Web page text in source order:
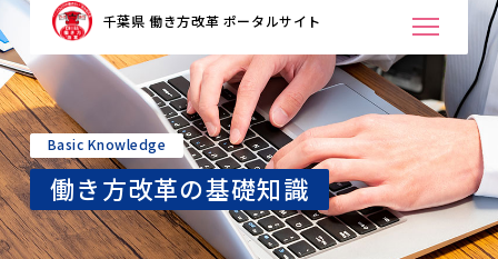
千葉県 働き方改革 ポータルサイト
Basic Knowledge
働き方改革の基礎知識